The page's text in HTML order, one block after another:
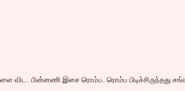
விட.. பின்னணி இசை ரொம்ப.. ரொம்ப பிடிச்சிருந்தது